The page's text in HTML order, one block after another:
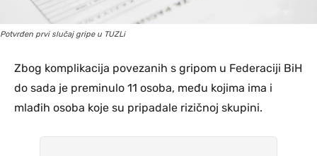
Potvrđen prvi slučaj gripe u TUZLi
Zbog komplikacija povezanih s gripom u Federaciji BiH
do sada je preminulo 11 osoba, među kojima ima i
mlađih osoba koje su pripadale rizičnoj skupini.